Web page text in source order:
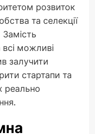
розвиток
та селекції
Замість
можливі
залучити
стартапи та
реально